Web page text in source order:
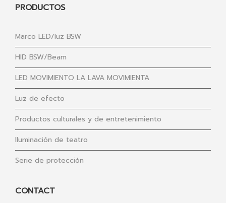
PRODUCTOS
Marco LED/luz BSW
HID BSW/Beam
LED MOVIMIENTO LA LAVA MOVIMIENTA
Luz de efecto
Productos culturales y de entretenimiento
Iluminación de teatro
Serie de protección
CONTACT